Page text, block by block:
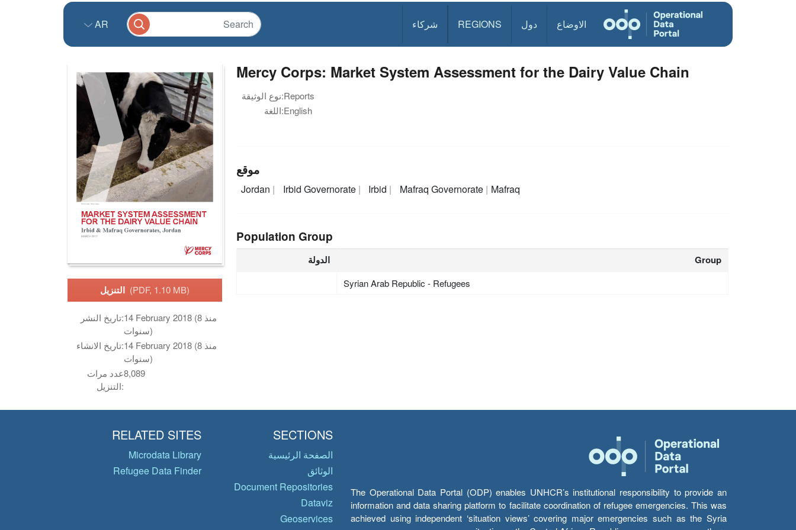
الاوضاع دول REGIONS شركاء AR
(PDF, 1.10 MB)
تاريخ النشر:14 February 2018 (منذ 8
سنوات)
تاريخ الانشاء:14 February 2018 (منذ 8
سنوات)
عدد مرات
التنزيل:
8,089
Mercy Corps: Market System Assessment for the Dairy Value Chain
نوع الوثيقة:Reports
اللغة:English
موقع
Jordan Irbid Governorate Irbid Mafraq Governorate Mafraq
Population Group
الدولة Group
Syrian Arab Republic - Refugees
The Operational Data Portal (ODP) enables UNHCR’s institutional responsibility to provide an
information and data sharing platform to facilitate coordination of refugee emergencies. This was
achieved using independent ‘situation views’ covering major emergencies such as the Syria
SECTIONS
الصفحة الرئيسية
الوثائق
Document Repositories
Dataviz
Geoservices
RELATED SITES
Microdata Library
Refugee Data Finder